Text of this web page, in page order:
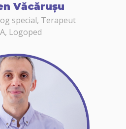
Văcărușu
special, Terapeut
Logoped